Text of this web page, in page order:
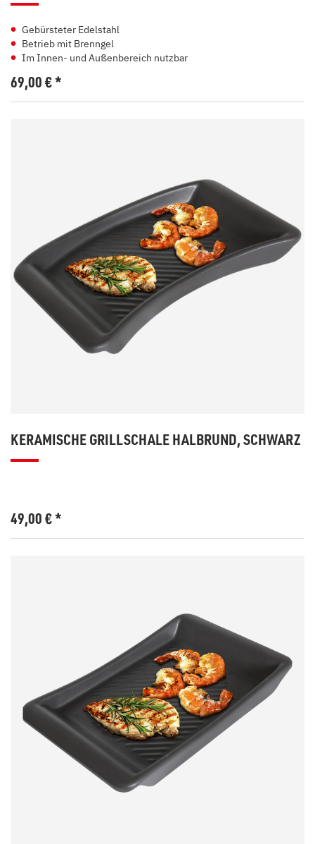
Gebürsteter Edelstahl
Betrieb mit Brenngel
Im Innen- und Außenbereich nutzbar
69,00€*
KERAMISCHE GRILLSCHALE HALBRUND, SCHWARZ
49,00€*